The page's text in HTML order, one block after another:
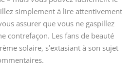
simplement à lire attentivement
assurer que vous ne gaspillez
contrefaçon. Les fans de beauté
solaire, s’extasiant à son sujet